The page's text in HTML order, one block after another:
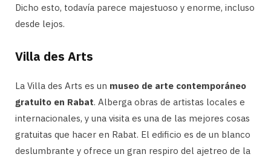
Dicho esto, todavía parece majestuoso y enorme, incluso
desde lejos.
Villa des Arts
La Villa des Arts es un museo de arte contemporáneo
gratuito en Rabat. Alberga obras de artistas locales e
internacionales, y una visita es una de las mejores cosas
gratuitas que hacer en Rabat. El edificio es de un blanco
deslumbrante y ofrece un gran respiro del ajetreo de la